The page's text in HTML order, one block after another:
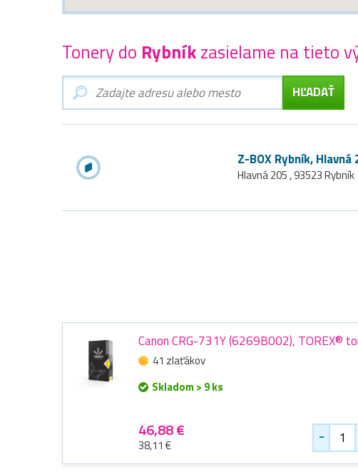
Tonery do Rybníkzasielame na tieto
Z-BOX Rybník, Hlavná
Hlavná 205 , 93523 Rybník
Canon CRG-731Y (6269B002), TOREX®
41 zlaťákov
Skladom > 9 ks
46,88 €
38,11 € -